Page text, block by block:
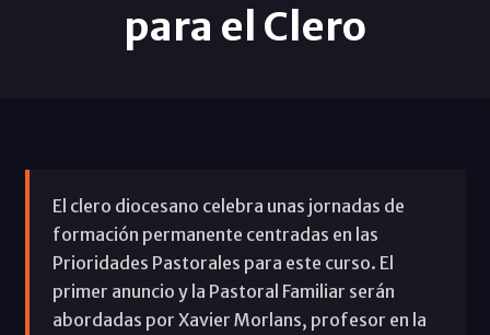
para el Clero
El clero diocesano celebra unas jornadas de
formación permanente centradas en las
Prioridades Pastorales para este curso. El
primer anuncio y la Pastoral Familiar serán
abordadas por Xavier Morlans, profesor en la